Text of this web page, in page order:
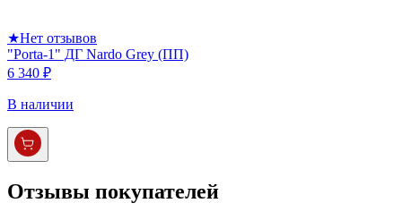
★Нет отзывов
"Porta-1" ДГ Nardo Grey (ПП)
6 340 ₽
В наличии
Отзывы покупателей